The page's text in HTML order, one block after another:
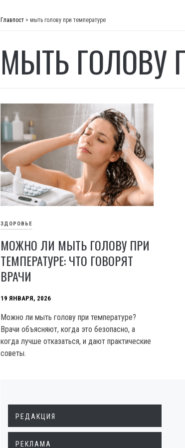
Главпост > мыть голову при температуре
МЫТЬ ГОЛОВУ
ЗДОРОВЬЕ
МОЖНО ЛИ МЫТЬ ГОЛОВУ ПРИ
ТЕМПЕРАТУРЕ: ЧТО ГОВОРЯТ
ВРАЧИ
19 ЯНВАРЯ, 2026
Можно ли мыть голову при температуре?
Врачи объясняют, когда это безопасно, а
когда лучше отказаться, и дают практические
советы.
РЕДАКЦИЯ
РЕКЛАМА